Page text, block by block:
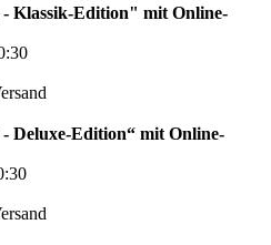
- Klassik-Edition" mit Online-
Deluxe-Edition“ mit Online-